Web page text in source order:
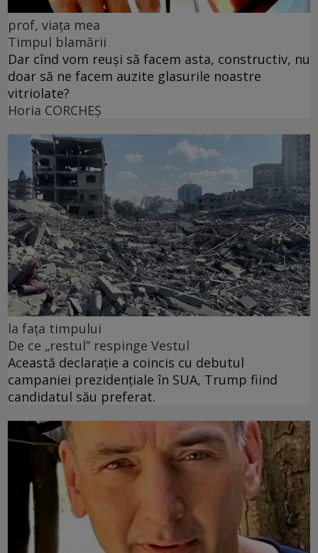
prof, viața mea
Timpul blamării
Dar cînd vom reuși să facem asta, constructiv, nu
doar să ne facem auzite glasurile noastre
vitriolate?
Horia CORCHEŞ
la fața timpului
De ce „restul” respinge Vestul
Această declarație a coincis cu debutul
campaniei prezidențiale în SUA, Trump fiind
candidatul său preferat.